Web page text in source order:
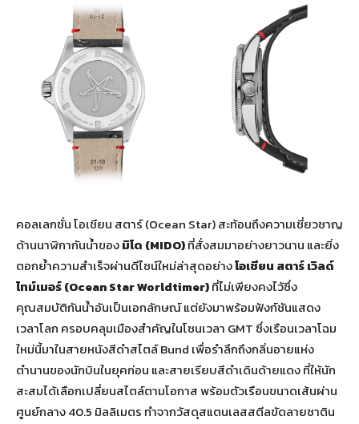
คอลเลกชั่น โอเชียน สตาร์ (Ocean Star) สะท้อนถึงความเชี่ยวชาญ
ด้านนาฬิกากันน้ำของมิโด (MIDO)ที่สั่งสมมาอย่างยาวนาน และยิ่ง
ตอกย้ำความสำเร็จผ่านดีไซน์ใหม่ล่าสุดอย่างโอเชียน สตาร์ เวิลด์
ไทม์เมอร์ (Ocean Star Worldtimer)ที่ไม่เพียงคงไว้ซึ่ง
คุณสมบัติกันน้ำอันเป็นเอกลักษณ์ แต่ยังมาพร้อมฟังก์ชันแสดง
เวลาโลก ครอบคลุมเมืองสำคัญในโซนเวลา GMT ซึ่งเรือนเวลาโฉม
ใหม่นี้มาในสายหนังสีดำสไตล์ Bund เพื่อรำลึกถึงกลิ่นอายแห่ง
ตำนานของนักบินในยุคก่อน และสายเรียบสีดำเดินด้ายแดง ที่ให้นัก
สะสมได้เลือกเปลี่ยนสไตล์ตามโอกาส พร้อมตัวเรือนขนาดเส้นผ่าน
ศูนย์กลาง 40.5 มิลลิเมตร ทำจากวัสดุสแตนเลสสตีลขัดลายซาติน